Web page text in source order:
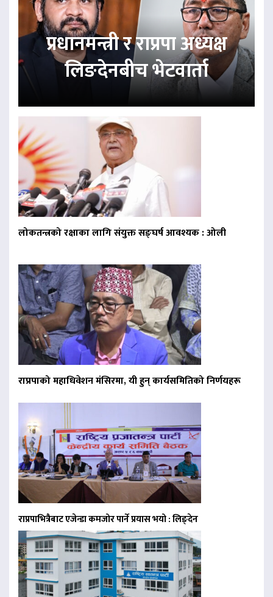
प्रधानमन्त्री र राप्रपा अध्यक्ष
लिङदेनबीच भेटवार्ता
लोकतन्त्रको रक्षाका लागि संयुक्त सङ्घर्ष आवश्यक : ओली
राप्रपाको महाधिवेशन मंसिरमा, यी हुन् कार्यसमितिको निर्णयहरू
राप्रपाभित्रैबाट एजेन्डा कमजोर पार्ने प्रयास भयो : लिङ्देन